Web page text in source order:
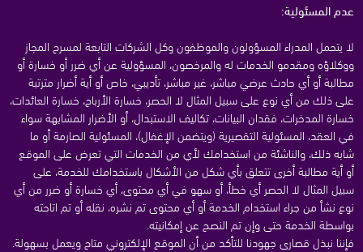
عدم المسئولية:
لا يتحمل المدراء المسؤولون والموظفون وكل الشركات التابعة لمسرح المجاز
ووكلاؤه ومقدمو الخدمات له والمرخصون، المسؤولية عن أي ضرر أو خسارة أو
مطالبة أو أي حادث عرضي مباشر، غير مباشر، تأديبي، خاص أو أية أضرار مترتبة
على ذلك من أي نوع على سبيل المثال لا الحصر، خسارة الأرباح، خسارة العائدات،
خسارة المدخرات، فقدان البيانات، تكاليف الاستبدال، أو الأضرار المشابهة سواء
في العقد، المسئولية التقصيرية (ويتضمن الإغفال)، المسئولية الصارمة أو ما
شابه ذلك، والناشئة من استخدامك لأي من الخدمات التي تعرض على الموقع
أو أية مطالبة أخرى تتعلق بأي شكل من الأشكال باستخدامك للخدمة، على
سبيل المثال لا الحصر أي خطأ، أو سهو في أي محتوى، أي خسارة أو ضرر من أي
نوع نشأ من جراء استخدام الخدمة أو أي محتوى تم نشره، نقله أو تم اتاحته
بواسطة الخدمة حتى وإن تم النصح عن إمكانيته.
فإننا نبذل قصارى جهودنا للتأكد من أن الموقع الإلكتروني متاح ويعمل بسهولة.